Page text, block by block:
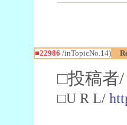
■22986 /inTopicNo.14)
□投稿者/
□U R L/